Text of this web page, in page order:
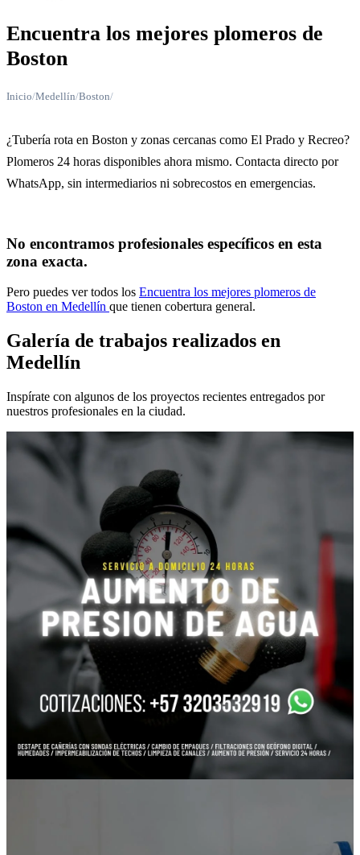
Encuentra los mejores plomeros de
Boston
Inicio/Medellín/Boston/
¿Tubería rota en Boston y zonas cercanas como El Prado y Recreo?
Plomeros 24 horas disponibles ahora mismo. Contacta directo por
WhatsApp, sin intermediarios ni sobrecostos en emergencias.
No encontramos profesionales específicos en esta
zona exacta.
Pero puedes ver todos los Encuentra los mejores plomeros de
Boston en Medellín que tienen cobertura general.
Galería de trabajos realizados en
Medellín
Inspírate con algunos de los proyectos recientes entregados por
nuestros profesionales en la ciudad.